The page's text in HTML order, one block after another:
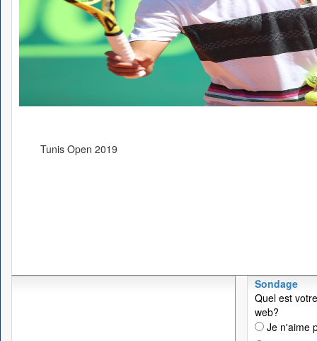
Tunis Open 2019
Sondage
Quel est
web?
Je n'aime